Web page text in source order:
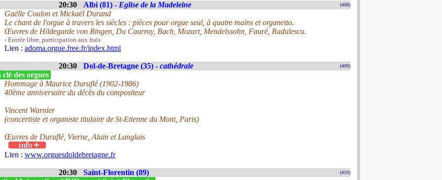
20:30 Albi (81) - Eglise de la Madeleine (408)
Gaëlle Coulon et Mickaël Durand
Le chant de l'orgue à travers les siècles : pièces pour orgue seul, à quatre mains et organetto.
Œuvres de Hildegarde von Bingen, Du Caurroy, Bach, Mozart, Mendelssohn, Fauré, Radulescu.
- Entrée libre, participation aux frais
Lien : adoma.orgue.free.fr/index.html
20:30 Dol-de-Bretagne (35) - cathédrale (409)
des orgues
Hommage à Maurice Duruflé (1902-1986)
40ème anniversaire du décès du compositeur
Vincent Warnier
(concertiste et organiste titulaire de St-Etienne du Mont, Paris)
Œuvres de Duruflé, Vierne, Alain et Langlais
Lien : www.orguesdoldebretagne.fr
20:30 Saint-Florentin (89) (410)